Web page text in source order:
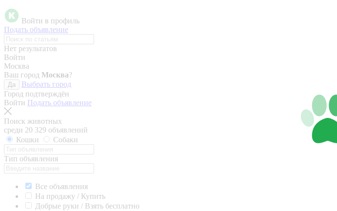
Войти в профиль
Подать объявление
Нет результатов
Войти
Москва
Ваш город Москва?
Да
Выбрать город
Город подтверждён
Войти Подать объявление
Поиск животных
среди 20 329 объявлений
Кошки
Собаки
Тип объявления
Все объявления
На продажу / Купить
Добрые руки / Взять бесплатно